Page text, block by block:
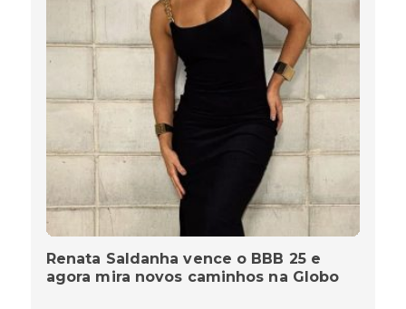
Renata Saldanha vence o BBB 25 e
agora mira novos caminhos na Globo